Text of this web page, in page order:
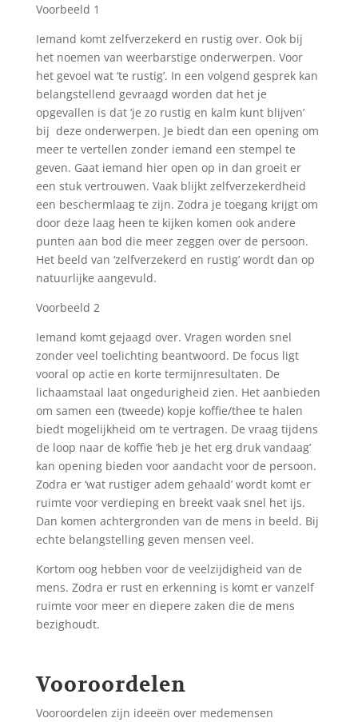
Voorbeeld 1
Iemand komt zelfverzekerd en rustig over. Ook bij
het noemen van weerbarstige onderwerpen. Voor
het gevoel wat ‘te rustig’. In een volgend gesprek kan
belangstellend gevraagd worden dat het je
opgevallen is dat ‘je zo rustig en kalm kunt blijven’
bij deze onderwerpen. Je biedt dan een opening om
meer te vertellen zonder iemand een stempel te
geven. Gaat iemand hier open op in dan groeit er
een stuk vertrouwen. Vaak blijkt zelfverzekerdheid
een beschermlaag te zijn. Zodra je toegang krijgt om
door deze laag heen te kijken komen ook andere
punten aan bod die meer zeggen over de persoon.
Het beeld van ‘zelfverzekerd en rustig’ wordt dan op
natuurlijke aangevuld.
Voorbeeld 2
Iemand komt gejaagd over. Vragen worden snel
zonder veel toelichting beantwoord. De focus ligt
vooral op actie en korte termijnresultaten. De
lichaamstaal laat ongedurigheid zien. Het aanbieden
om samen een (tweede) kopje koffie/thee te halen
biedt mogelijkheid om te vertragen. De vraag tijdens
de loop naar de koffie ‘heb je het erg druk vandaag’
kan opening bieden voor aandacht voor de persoon.
Zodra er ‘wat rustiger adem gehaald’ wordt komt er
ruimte voor verdieping en breekt vaak snel het ijs.
Dan komen achtergronden van de mens in beeld. Bij
echte belangstelling geven mensen veel.
Kortom oog hebben voor de veelzijdigheid van de
mens. Zodra er rust en erkenning is komt er vanzelf
ruimte voor meer en diepere zaken die de mens
bezighoudt.
Vooroordelen
Vooroordelen zijn ideeën over medemensen